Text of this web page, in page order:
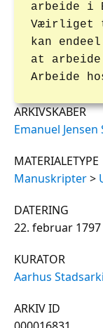
arbeide i
Væirliget
kan
at arbeide
Arbeide
ARKIVSKABER
Emanuel Jensen
MATERIALETYPE
Manuskripter>
DATERING
22. februar 1797
KURATOR
Aarhus
ARKIV ID